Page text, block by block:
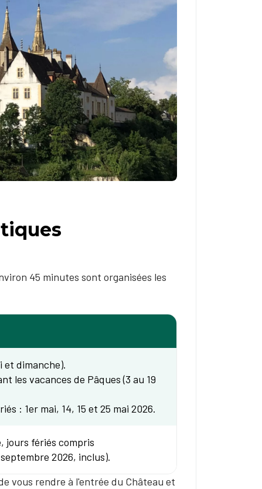
45 minutes sont organisées les
et dimanche).
les vacances de Pâques (3 au 19
: 1er mai, 14, 15 et 25 mai 2026.
jours fériés compris
2026, inclus).
vous rendre à l'entrée du Château et